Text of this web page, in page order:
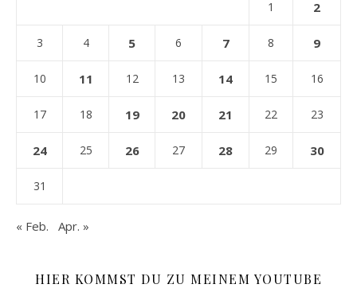
1 2
3 4 5 6 7 8 9
10 11 12 13 14 15 16
17 18 19 20 21 22 23
24 25 26 27 28 29 30
31
« Feb. Apr. »
HIER KOMMST DU ZU MEINEM YOUTUBE